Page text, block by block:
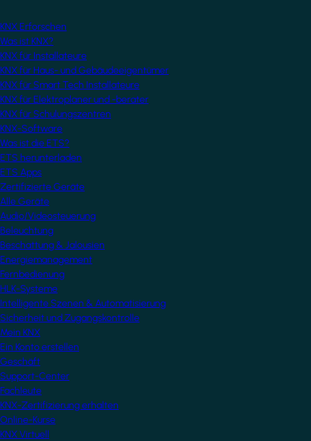
KNX Erforschen
Was ist KNX?
KNX für Installateure
KNX für Haus- und Gebäudeeigentümer
KNX für Smart Tech Installateure
KNX für Elektroplaner und -berater
KNX für Schulungszentren
KNX-Software
Was ist die ETS?
ETS herunterladen
ETS Apps
Zertifizierte Geräte
Alle Geräte
Audio/Videosteuerung
Beleuchtung
Beschattung & Jalousien
Energiemanagement
Fernbedienung
HLK-Systeme
Intelligente Szenen & Automatisierung
Sicherheit und Zugangskontrolle
Mein KNX
Ein Konto erstellen
Geschäft
Support-Center
Fachleute
KNX-Zertifizierung erhalten
Online-Kurse
KNX Virtuell